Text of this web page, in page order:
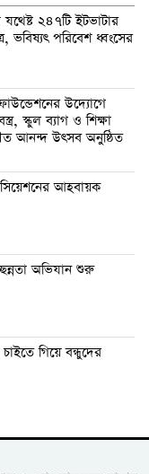
যথেষ্ট ২৪৭টি ইটভাটার
ভবিষ্যৎ পরিবেশ ধ্বংসের
উদ্যোগে
স্কুল ব্যাগ ও শিক্ষা
আনন্দ উৎসব অনুষ্ঠিত
আহবায়ক
অভিযান শুরু
গিয়ে বন্ধুদের